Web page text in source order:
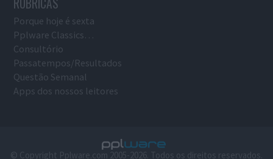
Porque hoje é sexta
Pplware Classics…
Consultório
Passatempos/Resultados
Questão Semanal
Apps dos nossos leitores
© Copyright Pplware.com 2005-2026. Todos os direitos reservados.